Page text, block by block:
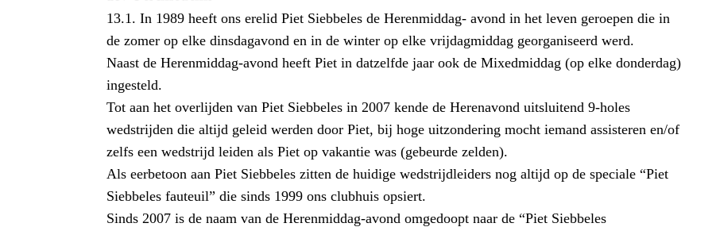
13.1. In 1989 heeft ons erelid Piet Siebbeles de Herenmiddag- avond in het leven geroepen die in
de zomer op elke dinsdagavond en in de winter op elke vrijdagmiddag georganiseerd werd.
Naast de Herenmiddag-avond heeft Piet in datzelfde jaar ook de Mixedmiddag (op elke donderdag)
ingesteld.
Tot aan het overlijden van Piet Siebbeles in 2007 kende de Herenavond uitsluitend 9-holes
wedstrijden die altijd geleid werden door Piet, bij hoge uitzondering mocht iemand assisteren en/of
zelfs een wedstrijd leiden als Piet op vakantie was (gebeurde zelden).
Als eerbetoon aan Piet Siebbeles zitten de huidige wedstrijdleiders nog altijd op de speciale “Piet
Siebbeles fauteuil” die sinds 1999 ons clubhuis opsiert.
Sinds 2007 is de naam van de Herenmiddag-avond omgedoopt naar de “Piet Siebbeles